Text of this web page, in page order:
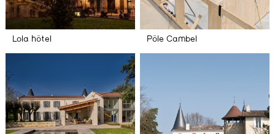
Lola hôtel Pôle Cambel